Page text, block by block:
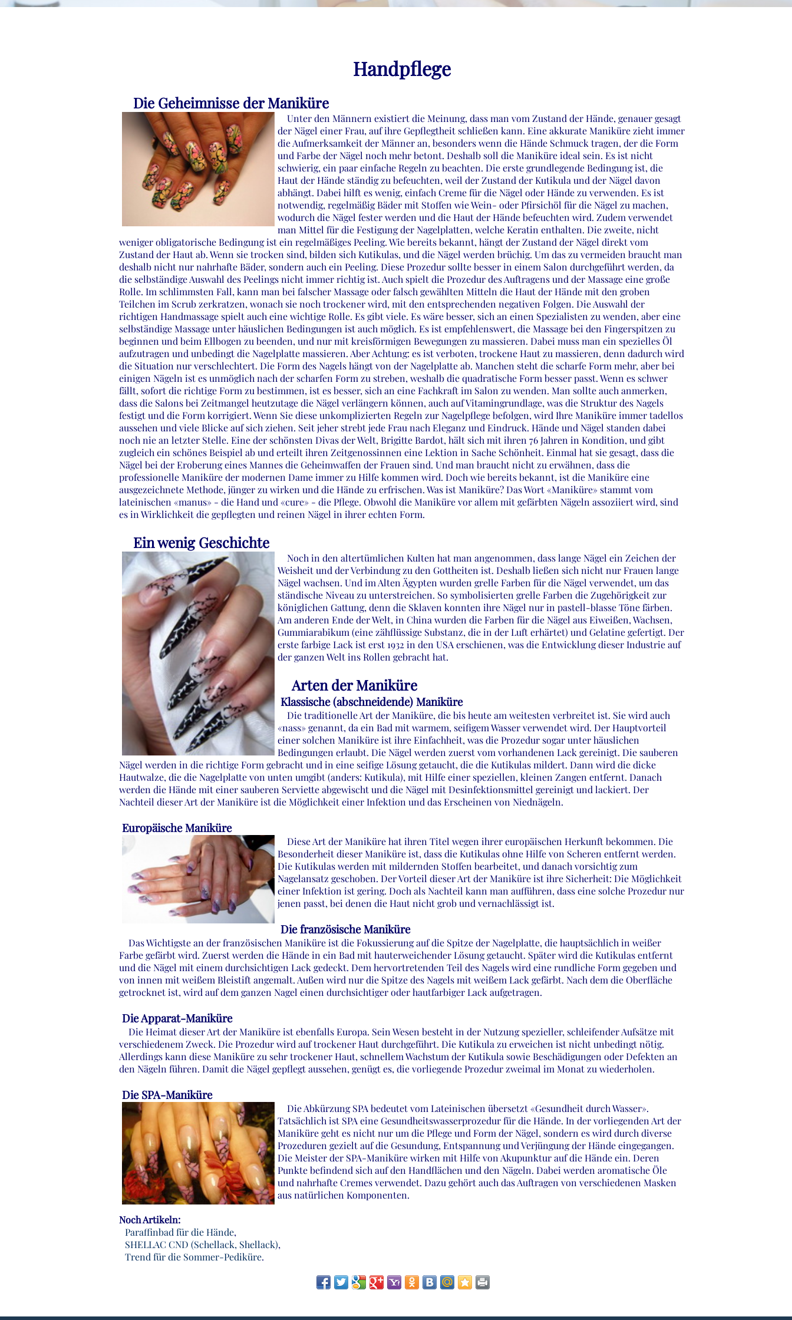
Handpflege
Die Geheimnisse der Maniküre
Unter den Männern existiert die Meinung, dass man vom Zustand der Hände, genauer gesagt
der Nägel einer Frau, auf ihre Gepflegtheit schließen kann. Eine akkurate Maniküre zieht immer
die Aufmerksamkeit der Männer an, besonders wenn die Hände Schmuck tragen, der die Form
und Farbe der Nägel noch mehr betont. Deshalb soll die Maniküre ideal sein. Es ist nicht
schwierig, ein paar einfache Regeln zu beachten. Die erste grundlegende Bedingung ist, die
Haut der Hände ständig zu befeuchten, weil der Zustand der Kutikula und der Nägel davon
abhängt. Dabei hilft es wenig, einfach Creme für die Nägel oder Hände zu verwenden. Es ist
notwendig, regelmäßig Bäder mit Stoffen wie Wein- oder Pfirsichöl für die Nägel zu machen,
wodurch die Nägel fester werden und die Haut der Hände befeuchten wird. Zudem verwendet
man Mittel für die Festigung der Nagelplatten, welche Keratin enthalten. Die zweite, nicht
weniger obligatorische Bedingung ist ein regelmäßiges Peeling. Wie bereits bekannt, hängt der Zustand der Nägel direkt vom
Zustand der Haut ab. Wenn sie trocken sind, bilden sich Kutikulas, und die Nägel werden brüchig. Um das zu vermeiden braucht man
deshalb nicht nur nahrhafte Bäder, sondern auch ein Peeling. Diese Prozedur sollte besser in einem Salon durchgeführt werden, da
die selbständige Auswahl des Peelings nicht immer richtig ist. Auch spielt die Prozedur des Auftragens und der Massage eine große
Rolle. Im schlimmsten Fall, kann man bei falscher Massage oder falsch gewählten Mitteln die Haut der Hände mit den groben
Teilchen im Scrub zerkratzen, wonach sie noch trockener wird, mit den entsprechenden negativen Folgen. Die Auswahl der
richtigen Handmassage spielt auch eine wichtige Rolle. Es gibt viele. Es wäre besser, sich an einen Spezialisten zu wenden, aber eine
selbständige Massage unter häuslichen Bedingungen ist auch möglich. Es ist empfehlenswert, die Massage bei den Fingerspitzen zu
beginnen und beim Ellbogen zu beenden, und nur mit kreisförmigen Bewegungen zu massieren. Dabei muss man ein spezielles Öl
aufzutragen und unbedingt die Nagelplatte massieren. Aber Achtung: es ist verboten, trockene Haut zu massieren, denn dadurch wird
die Situation nur verschlechtert. Die Form des Nagels hängt von der Nagelplatte ab. Manchen steht die scharfe Form mehr, aber bei
einigen Nägeln ist es unmöglich nach der scharfen Form zu streben, weshalb die quadratische Form besser passt. Wenn es schwer
fällt, sofort die richtige Form zu bestimmen, ist es besser, sich an eine Fachkraft im Salon zu wenden. Man sollte auch anmerken,
dass die Salons bei Zeitmangel heutzutage die Nägel verlängern können, auch auf Vitamingrundlage, was die Struktur des Nagels
festigt und die Form korrigiert. Wenn Sie diese unkomplizierten Regeln zur Nagelpflege befolgen, wird Ihre Maniküre immer tadellos
aussehen und viele Blicke auf sich ziehen. Seit jeher strebt jede Frau nach Eleganz und Eindruck. Hände und Nägel standen dabei
noch nie an letzter Stelle. Eine der schönsten Divas der Welt, Brigitte Bardot, hält sich mit ihren 76 Jahren in Kondition, und gibt
zugleich ein schönes Beispiel ab und erteilt ihren Zeitgenossinnen eine Lektion in Sache Schönheit. Einmal hat sie gesagt, dass die
Nägel bei der Eroberung eines Mannes die Geheimwaffen der Frauen sind. Und man braucht nicht zu erwähnen, dass die
professionelle Maniküre der modernen Dame immer zu Hilfe kommen wird. Doch wie bereits bekannt, ist die Maniküre eine
ausgezeichnete Methode, jünger zu wirken und die Hände zu erfrischen. Was ist Maniküre? Das Wort «Maniküre» stammt vom
lateinischen «manus» - die Hand und «cure» - die Pflege. Obwohl die Maniküre vor allem mit gefärbten Nägeln assoziiert wird, sind
es in Wirklichkeit die gepflegten und reinen Nägel in ihrer echten Form.
Ein wenig Geschichte
Noch in den altertümlichen Kulten hat man angenommen, dass lange Nägel ein Zeichen der
Weisheit und der Verbindung zu den Gottheiten ist. Deshalb ließen sich nicht nur Frauen lange
Nägel wachsen. Und im Alten Ägypten wurden grelle Farben für die Nägel verwendet, um das
ständische Niveau zu unterstreichen. So symbolisierten grelle Farben die Zugehörigkeit zur
königlichen Gattung, denn die Sklaven konnten ihre Nägel nur in pastell-blasse Töne färben.
Am anderen Ende der Welt, in China wurden die Farben für die Nägel aus Eiweißen, Wachsen,
Gummiarabikum (eine zähflüssige Substanz, die in der Luft erhärtet) und Gelatine gefertigt. Der
erste farbige Lack ist erst 1932 in den USA erschienen, was die Entwicklung dieser Industrie auf
der ganzen Welt ins Rollen gebracht hat.
Arten der Maniküre
Klassische (abschneidende) Maniküre
Die traditionelle Art der Maniküre, die bis heute am weitesten verbreitet ist. Sie wird auch
«nass» genannt, da ein Bad mit warmem, seifigem Wasser verwendet wird. Der Hauptvorteil
einer solchen Maniküre ist ihre Einfachheit, was die Prozedur sogar unter häuslichen
Bedingungen erlaubt. Die Nägel werden zuerst vom vorhandenen Lack gereinigt. Die sauberen
Nägel werden in die richtige Form gebracht und in eine seifige Lösung getaucht, die die Kutikulas mildert. Dann wird die dicke
Hautwalze, die die Nagelplatte von unten umgibt (anders: Kutikula), mit Hilfe einer speziellen, kleinen Zangen entfernt. Danach
werden die Hände mit einer sauberen Serviette abgewischt und die Nägel mit Desinfektionsmittel gereinigt und lackiert. Der
Nachteil dieser Art der Maniküre ist die Möglichkeit einer Infektion und das Erscheinen von Niednägeln.
Europäische Maniküre
Diese Art der Maniküre hat ihren Titel wegen ihrer europäischen Herkunft bekommen. Die
Besonderheit dieser Maniküre ist, dass die Kutikulas ohne Hilfe von Scheren entfernt werden.
Die Кutikulas werden mit mildernden Stoffen bearbeitet, und danach vorsichtig zum
Nagelansatz geschoben. Der Vorteil dieser Art der Maniküre ist ihre Sicherheit: Die Möglichkeit
einer Infektion ist gering. Doch als Nachteil kann man aufführen, dass eine solche Prozedur nur
jenen passt, bei denen die Haut nicht grob und vernachlässigt ist.
Die französische Maniküre
Das Wichtigste an der französischen Maniküre ist die Fokussierung auf die Spitze der Nagelplatte, die hauptsächlich in weißer
Farbe gefärbt wird. Zuerst werden die Hände in ein Bad mit hauterweichender Lösung getaucht. Später wird die Kutikulas entfernt
und die Nägel mit einem durchsichtigen Lack gedeckt. Dem hervortretenden Teil des Nagels wird eine rundliche Form gegeben und
von innen mit weißem Bleistift angemalt. Außen wird nur die Spitze des Nagels mit weißem Lack gefärbt. Nach dem die Oberfläche
getrocknet ist, wird auf dem ganzen Nagel einen durchsichtiger oder hautfarbiger Lack aufgetragen.
Die Apparat-Maniküre
Die Heimat dieser Art der Maniküre ist ebenfalls Europa. Sein Wesen besteht in der Nutzung spezieller, schleifender Aufsätze mit
verschiedenem Zweck. Die Prozedur wird auf trockener Haut durchgeführt. Die Kutikula zu erweichen ist nicht unbedingt nötig.
Allerdings kann diese Maniküre zu sehr trockener Haut, schnellem Wachstum der Kutikula sowie Beschädigungen oder Defekten an
den Nägeln führen. Damit die Nägel gepflegt aussehen, genügt es, die vorliegende Prozedur zweimal im Monat zu wiederholen.
Die SPA-Maniküre
Die Abkürzung SPA bedeutet vom Lateinischen übersetzt «Gesundheit durch Wasser».
Tatsächlich ist SPA eine Gesundheitswasserprozedur für die Hände. In der vorliegenden Art der
Maniküre geht es nicht nur um die Pflege und Form der Nägel, sondern es wird durch diverse
Prozeduren gezielt auf die Gesundung, Entspannung und Verjüngung der Hände eingegangen.
Die Meister der SPA-Maniküre wirken mit Hilfe von Akupunktur auf die Hände ein. Deren
Punkte befindend sich auf den Handflächen und den Nägeln. Dabei werden aromatische Öle
und nahrhafte Cremes verwendet. Dazu gehört auch das Auftragen von verschiedenen Masken
aus natürlichen Komponenten.
Noch Artikeln:
Paraffinbad für die Hände,
SHELLAC CND (Schellack, Shellack),
Trend für die Sommer-Pediküre.